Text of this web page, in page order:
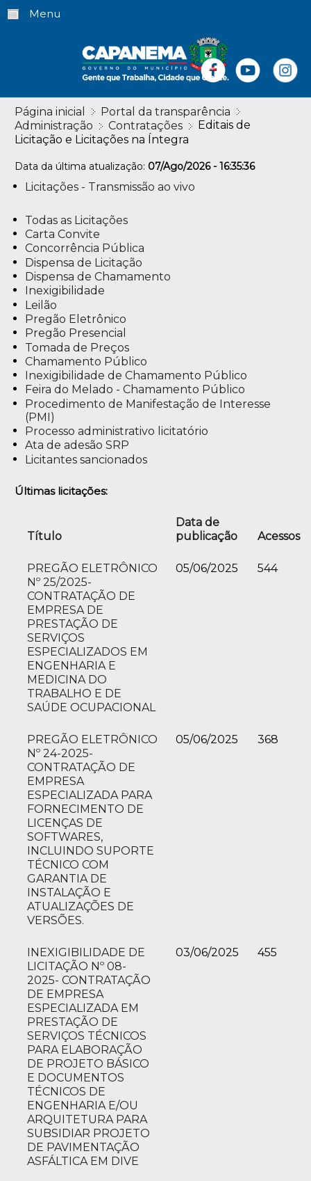
Menu
Página inicial
Portal da transparência
Administração
Contratações
Editais de
Licitação e Licitações na Íntegra
Data da última atualização: 07/Ago/2026 - 16:35:36
Licitações - Transmissão ao vivo
Todas as Licitações
Carta Convite
Concorrência Pública
Dispensa de Licitação
Dispensa de Chamamento
Inexigibilidade
Leilão
Pregão Eletrônico
Pregão Presencial
Tomada de Preços
Chamamento Público
Inexigibilidade de Chamamento Público
Feira do Melado - Chamamento Público
Procedimento de Manifestação de Interesse
(PMI)
Processo administrativo licitatório
Ata de adesão SRP
Licitantes sancionados
Últimas licitações:
Título
Data de
publicação
Acessos
PREGÃO ELETRÔNICO
Nº 25/2025-
CONTRATAÇÃO DE
EMPRESA DE
PRESTAÇÃO DE
SERVIÇOS
ESPECIALIZADOS EM
ENGENHARIA E
MEDICINA DO
TRABALHO E DE
SAÚDE OCUPACIONAL
05/06/2025 544
PREGÃO ELETRÔNICO
Nº 24-2025-
CONTRATAÇÃO DE
EMPRESA
ESPECIALIZADA PARA
FORNECIMENTO DE
LICENÇAS DE
SOFTWARES,
INCLUINDO SUPORTE
TÉCNICO COM
GARANTIA DE
INSTALAÇÃO E
ATUALIZAÇÕES DE
VERSÕES.
05/06/2025 368
INEXIGIBILIDADE DE
LICITAÇÃO Nº 08-
2025- CONTRATAÇÃO
DE EMPRESA
ESPECIALIZADA EM
PRESTAÇÃO DE
SERVIÇOS TÉCNICOS
PARA ELABORAÇÃO
DE PROJETO BÁSICO
E DOCUMENTOS
TÉCNICOS DE
ENGENHARIA E/OU
ARQUITETURA PARA
SUBSIDIAR PROJETO
DE PAVIMENTAÇÃO
ASFÁLTICA EM DIVE
03/06/2025 455